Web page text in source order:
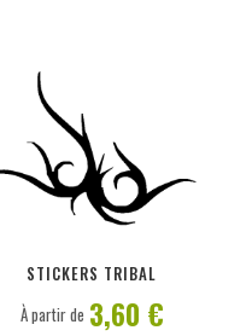
STICKERS TRIBAL
À partir de 3,60 €